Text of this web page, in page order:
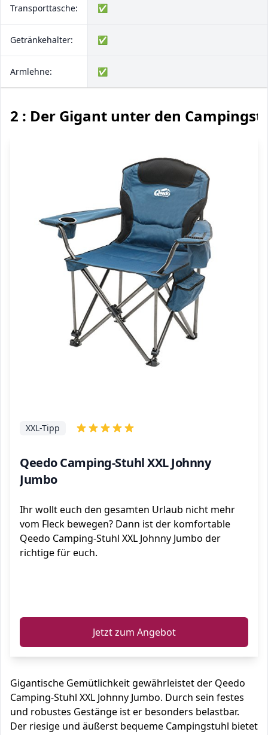
Transporttasche: ✅
Getränkehalter: ✅
Armlehne: ✅
2 : Der Gigant unter den
Qeedo Camping-Stuhl XXL Johnny
Jumbo
XXL-Tipp
Ihr wollt euch den gesamten Urlaub nicht mehr
vom Fleck bewegen? Dann ist der komfortable
Qeedo Camping-Stuhl XXL Johnny Jumbo der
richtige für euch.
Jetzt zum Angebot
Gigantische Gemütlichkeit gewährleistet der Qeedo
Camping-Stuhl XXL Johnny Jumbo. Durch sein festes
und robustes Gestänge ist er besonders belastbar.
Der riesige und äußerst bequeme Campingstuhl bietet